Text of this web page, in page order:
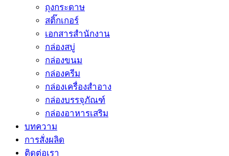
ถุงกระดาษ
สติ๊กเกอร์
เอกสารสำนักงาน
กล่องสบู่
กล่องขนม
กล่องครีม
กล่องเครื่องสำอาง
กล่องบรรจุภัณฑ์
กล่องอาหารเสริม
บทความ
การสั่งผลิด
ติดต่อเรา